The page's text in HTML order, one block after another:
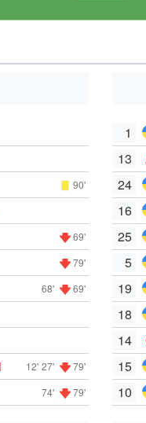
90'
69'
79'
68' 69'
12' 27' 79'
74' 79'
1
13
24
16
25
5
19
18
14
15
10